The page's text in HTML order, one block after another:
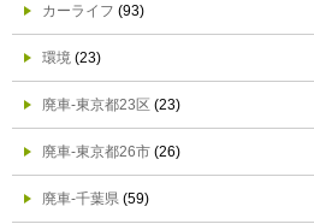
カーライフ (93)
環境 (23)
廃車-東京都23区 (23)
廃車-東京都26市 (26)
廃車-千葉県 (59)